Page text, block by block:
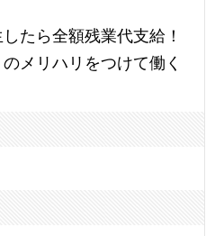
たら全額残業代支給！
メリハリをつけて働く